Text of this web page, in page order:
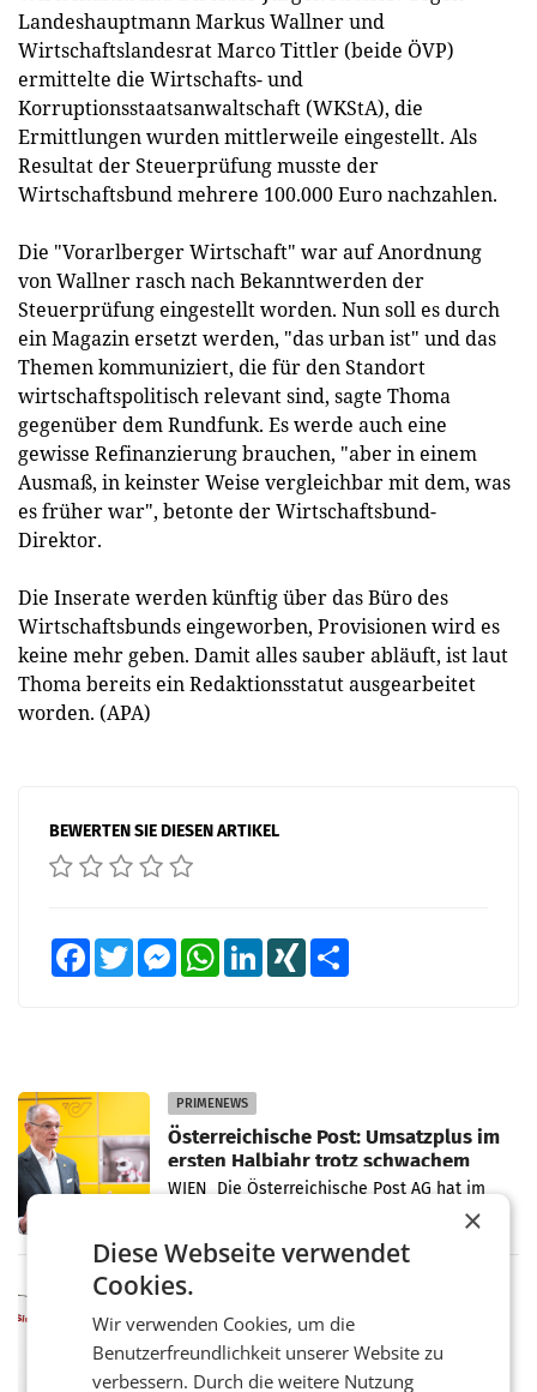
Landeshauptmann Markus Wallner und
Wirtschaftslandesrat Marco Tittler (beide ÖVP)
ermittelte die Wirtschafts- und
Korruptionsstaatsanwaltschaft (WKStA), die
Ermittlungen wurden mittlerweile eingestellt. Als
Resultat der Steuerprüfung musste der
Wirtschaftsbund mehrere 100.000 Euro nachzahlen.
Die "Vorarlberger Wirtschaft" war auf Anordnung
von Wallner rasch nach Bekanntwerden der
Steuerprüfung eingestellt worden. Nun soll es durch
ein Magazin ersetzt werden, "das urban ist" und das
Themen kommuniziert, die für den Standort
wirtschaftspolitisch relevant sind, sagte Thoma
gegenüber dem Rundfunk. Es werde auch eine
gewisse Refinanzierung brauchen, "aber in einem
Ausmaß, in keinster Weise vergleichbar mit dem, was
es früher war", betonte der Wirtschaftsbund-
Direktor.
Die Inserate werden künftig über das Büro des
Wirtschaftsbunds eingeworben, Provisionen wird es
keine mehr geben. Damit alles sauber abläuft, ist laut
Thoma bereits ein Redaktionsstatut ausgearbeitet
worden. (APA)
BEWERTEN SIE DIESEN ARTIKEL
FacebookTwitter MessengerWhatsAppLinkedInXING
PRIMENEWS
Österreichische Post: Umsatzplus im
ersten Halbjahr trotz schwachem
Briefgeschäft
WIEN Die Österreichische Post AG hat im
ersten Halbjahr 2026 einen Konzernumsatz
von 1.544,0 Mio. EUR erwirtschaftet, was
einem Plus von 3,8 Prozent gegenüber dem
MARKETING & MEDIA
ProSiebenSat.1 spart und macht
überraschend viel Gewinn
UNTERFÖHRING/MAILAND/AMSTERDAM. Der
Fernsehkonzern ProSiebenSat.1 hat im
×
Diese Webseite verwendet
Cookies.
Wir verwenden Cookies, um die
Benutzerfreundlichkeit unserer Website zu
verbessern. Durch die weitere Nutzung